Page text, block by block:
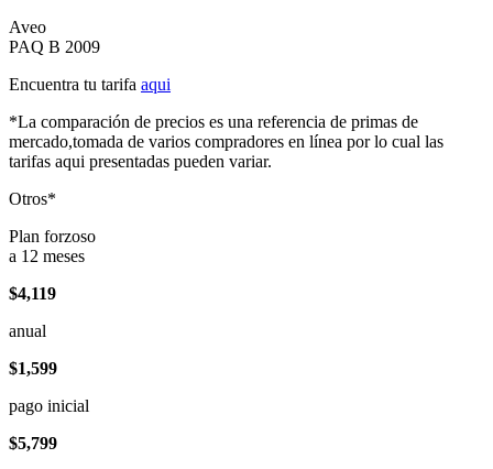
Aveo
PAQ B 2009
Encuentra tu tarifa aqui
*La comparación de precios es una referencia de primas de
mercado,tomada de varios compradores en línea por lo cual las
tarifas aqui presentadas pueden variar.
Otros*
Plan forzoso
a 12 meses
$4,119
anual
$1,599
pago inicial
$5,799